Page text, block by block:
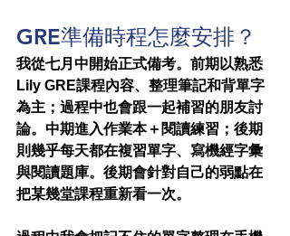
GRE準備時程怎麼安排？
我從七月中開始正式備考。前期以熟悉
Lily GRE課程內容、整理筆記和背單字
為主；過程中也會跟一起補習的朋友討
論。中期進入作業本＋閱讀練習；後期
則幾乎每天都在複習單字、寫機經字彙
與閱讀題庫。後期會針對自己的弱點在
把某幾堂課程重新看一次。